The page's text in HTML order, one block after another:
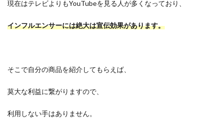
現在はテレビよりもYouTubeを見る人が多くなっており、
インフルエンサーには絶大は宣伝効果があります。
そこで自分の商品を紹介してもらえば、
莫大な利益に繋がりますので、
利用しない手はありません。